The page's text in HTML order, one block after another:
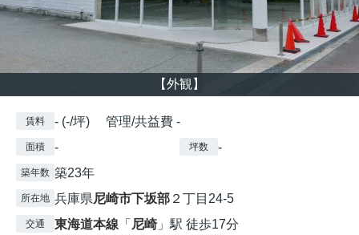
【外観】
賃料 - (-/坪) 管理/共益費 -
面積 - 坪数 -
築年数 築23年
所在地 兵庫県尼崎市下坂部 ２丁目24-5
交通 東海道本線 「 尼崎」駅 徒歩17分